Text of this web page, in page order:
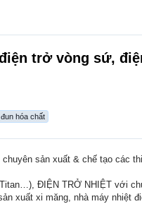
trở vòng sứ,
hóa chất
sản xuất & chế tạo các
ĐIỆN TRỞ NHIỆT với
xuất xi măng, nhà máy nhiệt